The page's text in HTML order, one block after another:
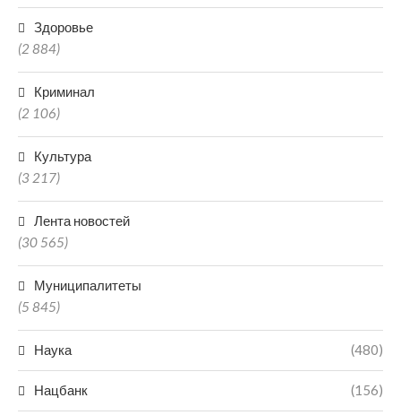
Здоровье
(2 884)
Криминал
(2 106)
Культура
(3 217)
Лента новостей
(30 565)
Муниципалитеты
(5 845)
Наука (480)
Нацбанк (156)